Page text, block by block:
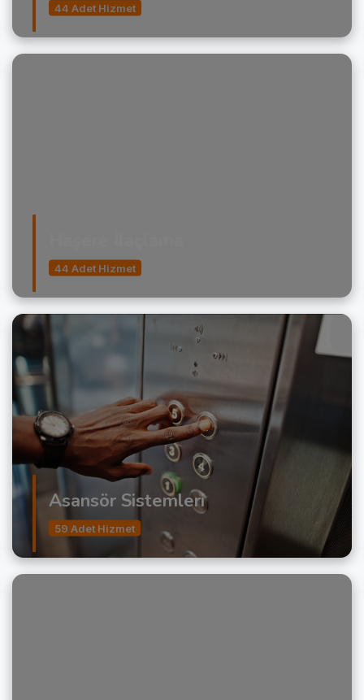
44 Adet Hizmet
44 Adet Hizmet
Asansör Sistemleri
59 Adet Hizmet